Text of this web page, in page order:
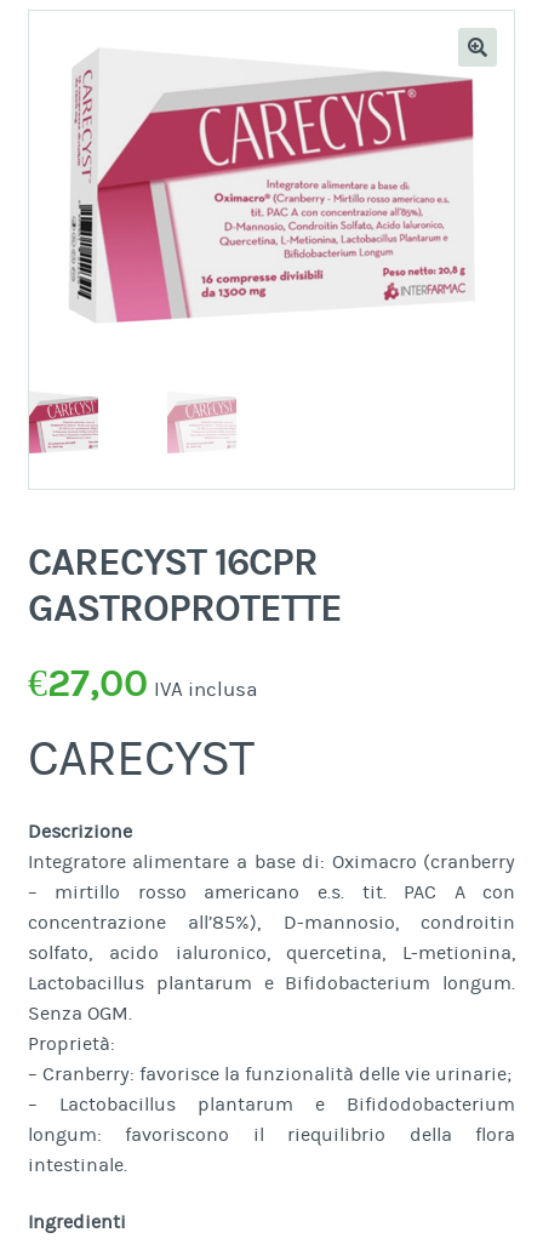
CARECYST 16CPR
GASTROPROTETTE
€27,00 IVA inclusa
CARECYST
Descrizione
Integratore alimentare a base di: Oximacro (cranberry
– mirtillo rosso americano e.s. tit. PAC A con
concentrazione all’85%), D-mannosio, condroitin
solfato, acido ialuronico, quercetina, L-metionina,
Lactobacillus plantarum e Bifidobacterium longum.
Senza OGM.
Proprietà:
– Cranberry: favorisce la funzionalità delle vie urinarie;
– Lactobacillus plantarum e Bifidodobacterium
longum: favoriscono il riequilibrio della flora
intestinale.
Ingredienti